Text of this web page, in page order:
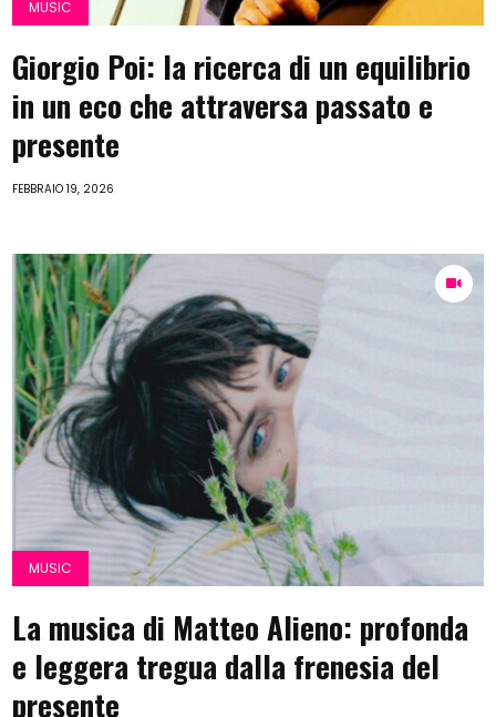
MUSIC
Giorgio Poi: la ricerca di un equilibrio
in un eco che attraversa passato e
presente
FEBBRAIO 19, 2026
MUSIC
La musica di Matteo Alieno: profonda
e leggera tregua dalla frenesia del
presente